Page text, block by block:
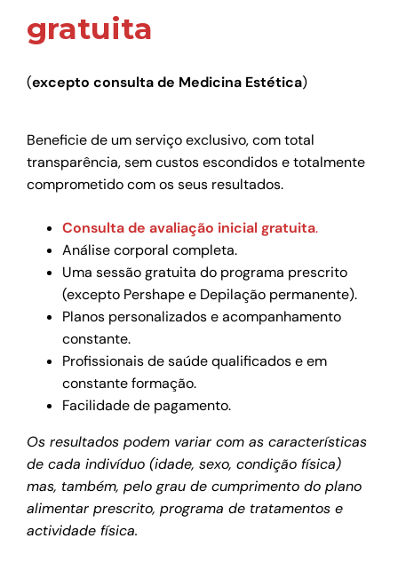
gratuita
(excepto consulta de Medicina Estética)
Beneficie de um serviço exclusivo, com total
transparência, sem custos escondidos e totalmente
comprometido com os seus resultados.
Consulta de avaliação inicial gratuita.
Análise corporal completa.
Uma sessão gratuita do programa prescrito
(excepto Pershape e Depilação permanente).
Planos personalizados e acompanhamento
constante.
Profissionais de saúde qualificados e em
constante formação.
Facilidade de pagamento.
Os resultados podem variar com as características
de cada indivíduo (idade, sexo, condição física)
mas, também, pelo grau de cumprimento do plano
alimentar prescrito, programa de tratamentos e
actividade física.